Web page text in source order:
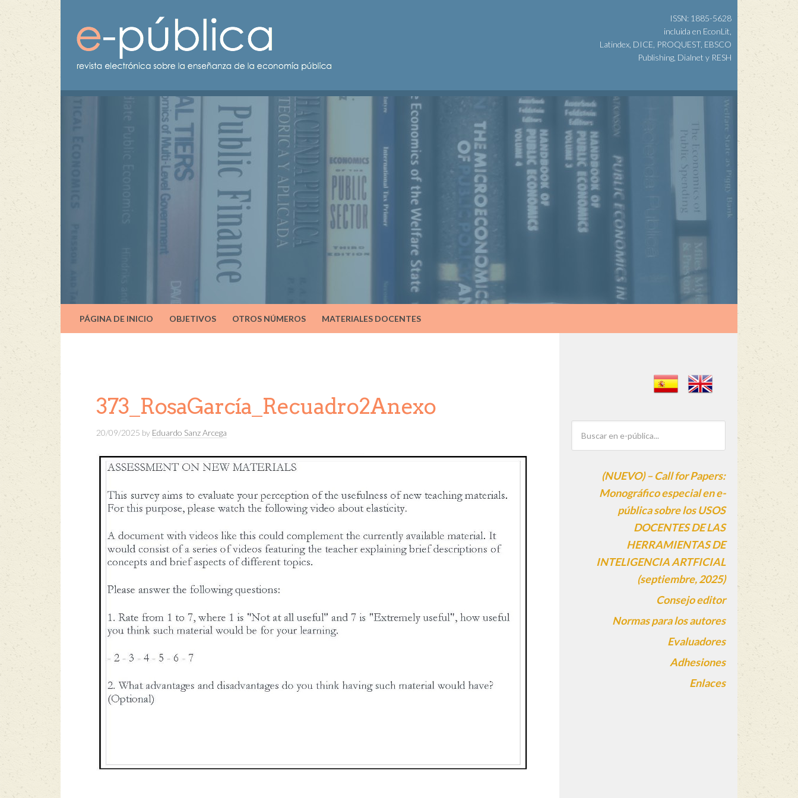
ISSN: 1885-5628
incluida en EconLit,
Latindex, DICE, PROQUEST, EBSCO
Publishing, Dialnet y RESH
PÁGINA DE INICIO OBJETIVOS OTROS NÚMEROS MATERIALES DOCENTES
373_RosaGarcía_Recuadro2Anexo
20/09/2025 by Eduardo Sanz Arcega
(NUEVO) – Call for Papers:
Monográfico especial en e-
pública sobre los USOS
DOCENTES DE LAS
HERRAMIENTAS DE
INTELIGENCIA ARTFICIAL
(septiembre, 2025)
Consejo editor
Normas para los autores
Evaluadores
Adhesiones
Enlaces